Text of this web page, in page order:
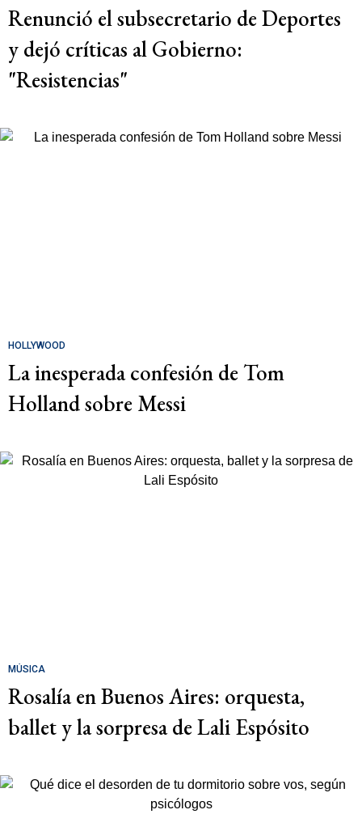
Renunció el subsecretario de Deportes
y dejó críticas al Gobierno:
"Resistencias"
HOLLYWOOD
La inesperada confesión de Tom
Holland sobre Messi
MÚSICA
Rosalía en Buenos Aires: orquesta,
ballet y la sorpresa de Lali Espósito